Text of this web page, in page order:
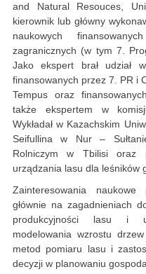
and Natural Resouces,
kierownik lub główny
naukowych
zagranicznych (w tym 7.
Jako ekspert brał udział
finansowanych przez 7. PR i
Tempus oraz
także ekspertem w
Wykładał w Kazachskim
Seifullina w Nur –
Rolniczym w Tbilisi oraz
urządzania lasu dla leśników
Zainteresowania
głównie na zagadnieniach
produkcyjności lasu i
modelowania wzrostu
metod pomiaru lasu i
decyzji w planowaniu